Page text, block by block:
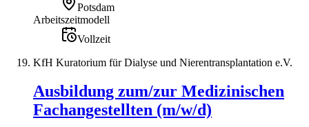
Potsdam
Arbeitszeitmodell
Vollzeit
KfH Kuratorium für Dialyse und Nierentransplantation e.V.
Ausbildung zum/zur Medizinischen
Fachangestellten (m/w/d)